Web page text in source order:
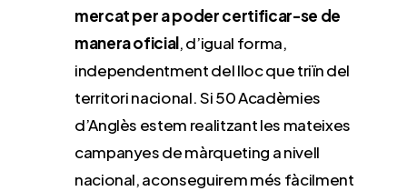
mercat per a poder certificar-se de
manera oficial, d’igual forma,
independentment del lloc que triïn del
territori nacional. Si 50 Acadèmies
d’Anglès estem realitzant les mateixes
campanyes de màrqueting a nivell
nacional, aconseguirem més fàcilment